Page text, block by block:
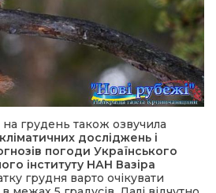
грудень також озвучила
досліджень і
погоди Українського
інституту НАН Вазіра
грудня варто очікувати